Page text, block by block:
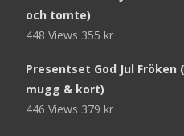
och tomte)
448 Views 355 kr
Presentset God Jul Fröken
mugg & kort)
446 Views 379 kr